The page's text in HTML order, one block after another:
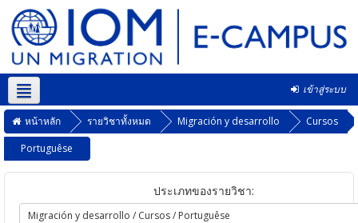
เข้าสู่ระบบ
Thai ‎(th)‎
หน้าหลัก รายวิชาทั้งหมด Migración y desarrollo
Cursos
Portuguêse
ประเภทของรายวิชา: